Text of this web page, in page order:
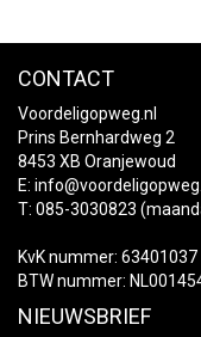
CONTACT
Voordeligopweg.nl
Prins Bernhardweg 2
8453 XB Oranjewoud
E:
T: 085-3030823
KvK nummer: 63401037
BTW nummer:
NIEUWSBRIEF